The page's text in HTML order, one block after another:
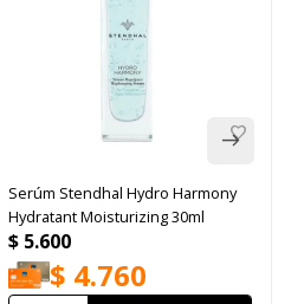
Serúm Stendhal Hydro Harmony
Hydratant Moisturizing 30ml
$ 5.600
$ 4.760